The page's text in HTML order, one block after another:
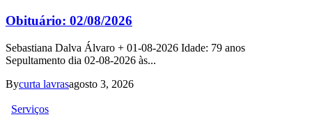
Obituário: 02/08/2026
Sebastiana Dalva Álvaro + 01-08-2026 Idade: 79 anos
Sepultamento dia 02-08-2026 às...
Bycurta lavrasagosto 3, 2026
Serviços